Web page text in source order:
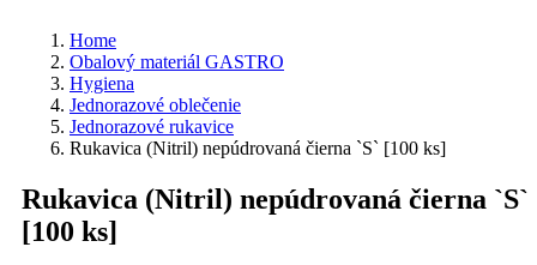
Home
Obalový materiál GASTRO
Hygiena
Jednorazové oblečenie
Jednorazové rukavice
Rukavica (Nitril) nepúdrovaná čierna `S` [100 ks]
Rukavica (Nitril) nepúdrovaná čierna `S`
[100 ks]